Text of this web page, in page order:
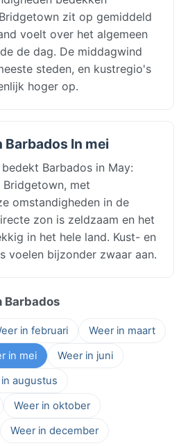
zit op gemiddeld
voelt over het algemeen
de dag. De middagwind
steden, en kustregio's
hoger op.
Barbados In mei
Barbados in May:
met
omstandigheden in de
zon is zeldzaam en het
in het hele land. Kust- en
voelen bijzonder zwaar aan.
Barbados
in februari
Weer in maart
in mei
Weer in juni
augustus
Weer in oktober
Weer in december